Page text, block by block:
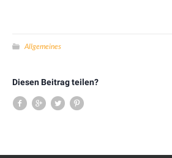
Allgemeines
Diesen Beitrag teilen?